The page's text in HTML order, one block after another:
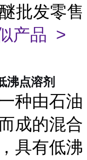
批发零售
产品 >
沸点溶剂
种由石油
成的混合
具有低沸